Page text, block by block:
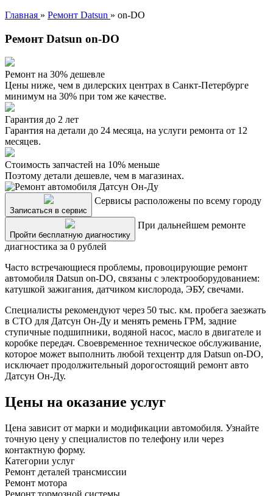
Главная » Ремонт Datsun » on-DO
Ремонт Datsun on-DO
Ремонт на 30% дешевле
Цены ниже, чем в дилерских центрах в Санкт-Петербурге
минимум на 30% при том же качестве.
Гарантия до 2 лет
Гарантия на детали до 24 месяца, на услуги ремонта от 12
месяцев.
Стоимость запчастей на 10% меньше
Поэтому детали дешевле, чем в магазинах.
Записаться в сервис
Сервисы расположены по всему городу
Пройти бесплатную диагностику
При дальнейшем ремонте
диагностика за 0 рублей
Часто встречающиеся проблемы, провоцирующие ремонт
автомобиля Datsun on-DO, связаны с электрооборудованием:
катушкой зажигания, датчиком кислорода, ЭБУ, свечами.
Специалисты рекомендуют через 50 тыс. км. пробега заезжать
в СТО для Датсун Он-Ду и менять ремень ГРМ, задние
ступичные подшипники, водяной насос, масло в двигателе и
коробке передач. Своевременное техническое обслуживание,
которое может выполнить любой техцентр для Datsun on-DO,
исключает продолжительный дорогостоящий ремонт авто
Датсун Он-Ду.
Цены на оказание услуг
Цена зависит от марки и модификации автомобиля. Узнайте
точную цену у специалистов по телефону или через
контактную форму.
Категории услуг
Ремонт деталей трансмиссии
Ремонт мотора